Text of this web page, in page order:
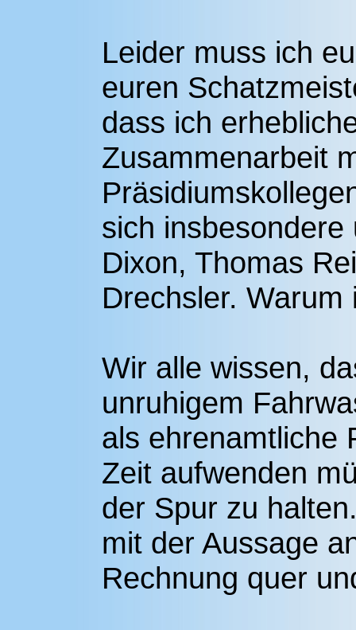
Leider muss ich
euren
dass ich
Zusammenarbeit
sich
Dixon, Thomas
Drechsler. Warum
Wir alle wissen,
unruhigem
als ehrenamtliche
Zeit aufwenden
der Spur zu
mit der Aussage
Rechnung quer